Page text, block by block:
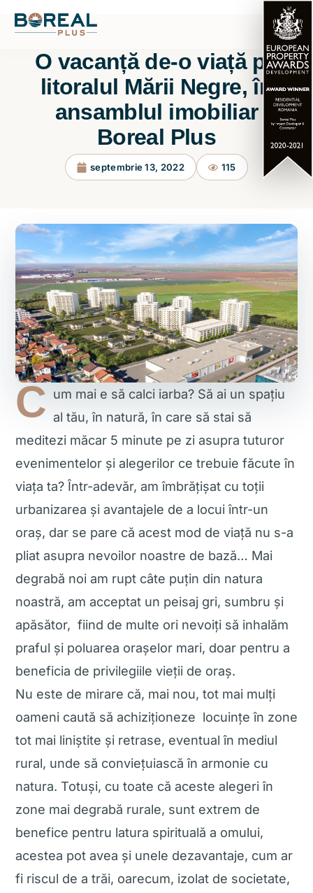
O vacanță de-o viață pe
litoralul Mării Negre, în
ansamblul imobiliar
Boreal Plus
septembrie 13, 2022 115
C um mai e să calci iarba? Să ai un spațiu
al tău, în natură, în care să stai să
meditezi măcar 5 minute pe zi asupra tuturor
evenimentelor și alegerilor ce trebuie făcute în
viața ta? Într-adevăr, am îmbrățișat cu toții
urbanizarea și avantajele de a locui într-un
oraș, dar se pare că acest mod de viață nu s-a
pliat asupra nevoilor noastre de bază… Mai
degrabă noi am rupt câte puțin din natura
noastră, am acceptat un peisaj gri, sumbru și
apăsător, fiind de multe ori nevoiți să inhalăm
praful și poluarea orașelor mari, doar pentru a
beneficia de privilegiile vieții de oraș.
Nu este de mirare că, mai nou, tot mai mulți
oameni caută să achiziționeze locuințe în zone
tot mai liniștite și retrase, eventual în mediul
rural, unde să conviețuiască în armonie cu
natura. Totuși, cu toate că aceste alegeri în
zone mai degrabă rurale, sunt extrem de
benefice pentru latura spirituală a omului,
acestea pot avea și unele dezavantaje, cum ar
fi riscul de a trăi, oarecum, izolat de societate,